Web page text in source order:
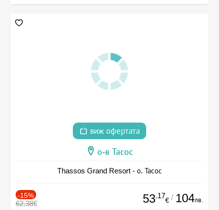
виж офертата
о-в Тасос
Thassos Grand Resort - о. Тасос
-15%
62.38€ 53.17
€ / 104лв.